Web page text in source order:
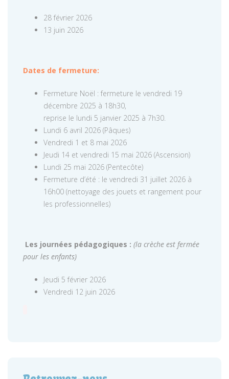
28 février 2026
13 juin 2026
Dates de fermeture:
Fermeture Noël : fermeture le vendredi 19
décembre 2025 à 18h30,
reprise le lundi 5 janvier 2025 à 7h30.
Lundi 6 avril 2026 (Pâques)
Vendredi 1 et 8 mai 2026
Jeudi 14 et vendredi 15 mai 2026 (Ascension)
Lundi 25 mai 2026 (Pentecôte)
Fermeture d’été : le vendredi 31 juillet 2026 à
16h00 (nettoyage des jouets et rangement pour
les professionnelles)
Les journées pédagogiques : (la crèche est fermée
pour les enfants)
Jeudi 5 février 2026
Vendredi 12 juin 2026